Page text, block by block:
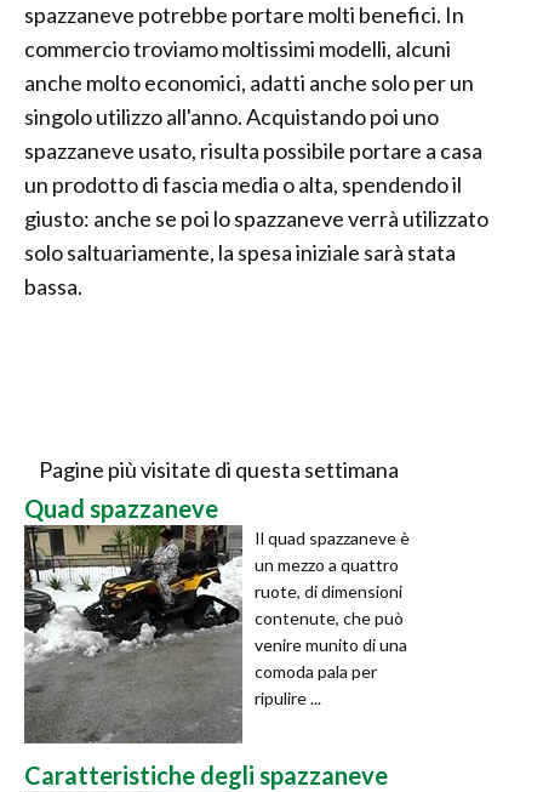
spazzaneve potrebbe portare molti benefici. In
commercio troviamo moltissimi modelli, alcuni
anche molto economici, adatti anche solo per un
singolo utilizzo all'anno. Acquistando poi uno
spazzaneve usato, risulta possibile portare a casa
un prodotto di fascia media o alta, spendendo il
giusto: anche se poi lo spazzaneve verrà utilizzato
solo saltuariamente, la spesa iniziale sarà stata
bassa.
Pagine più visitate di questa settimana
Quad spazzaneve
Il quad spazzaneve è
un mezzo a quattro
ruote, di dimensioni
contenute, che può
venire munito di una
comoda pala per
ripulire ...
Caratteristiche degli spazzaneve